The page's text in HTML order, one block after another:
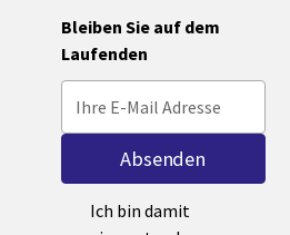
Bleiben Sie auf dem
Laufenden
Ich bin damit